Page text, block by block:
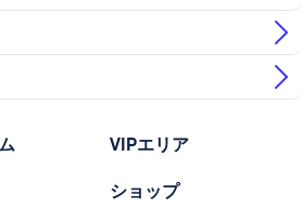
VIPエリア
ショップ